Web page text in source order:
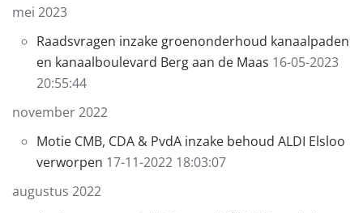
mei 2023
Raadsvragen inzake groenonderhoud kanaalpaden
en kanaalboulevard Berg aan de Maas 16-05-2023
20:55:44
november 2022
Motie CMB, CDA & PvdA inzake behoud ALDI Elsloo
verworpen 17-11-2022 18:03:07
augustus 2022